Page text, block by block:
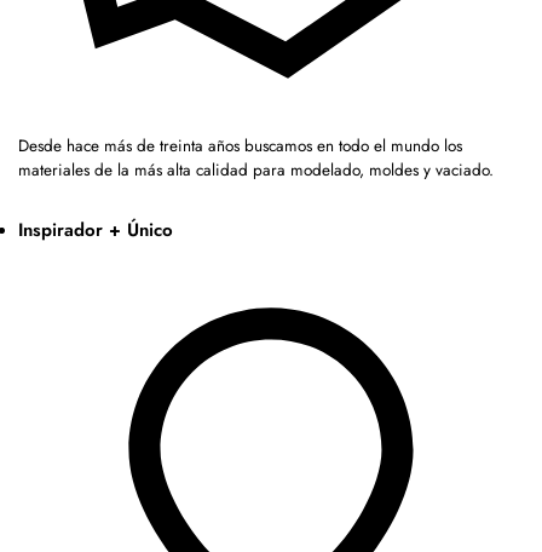
Desde hace más de treinta años buscamos en todo el mundo los
materiales de la más alta calidad para modelado, moldes y vaciado.
Inspirador + Único